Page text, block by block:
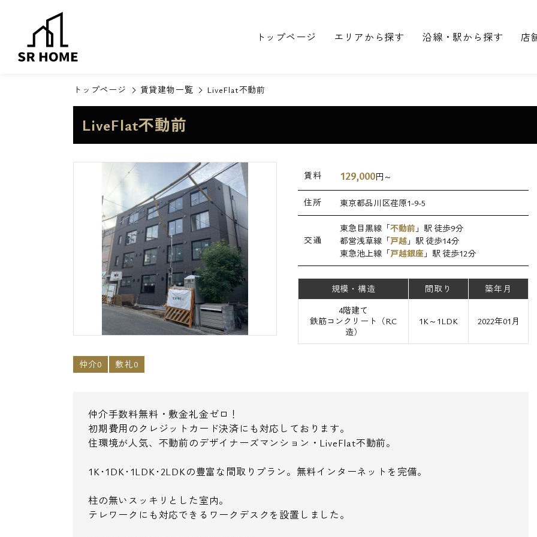
トップページ エリアから探す 沿線・駅から探す 店
トップページ 賃貸建物一覧 LiveFlat不動前
LiveFlat不動前
賃料 129,000円～
住所 東京都品川区荏原1-9-5
交通
東急目黒線「不動前 」駅 徒歩9分
都営浅草線「戸越 」駅 徒歩14分
東急池上線「戸越銀座 」駅 徒歩12分
規模・構造 間取り
築年月
4階建て
鉄筋コンクリート（RC
造）
1K～1LDK 2022年01月
仲介0 敷礼0
仲介手数料無料・敷金礼金ゼロ！
初期費用のクレジットカード決済にも対応しております。
住環境が人気、不動前のデザイナーズマンション・LiveFlat不動前。
1K･1DK･1LDK･2LDKの豊富な間取りプラン。無料インターネットを完備。
柱の無いスッキリとした室内。
テレワークにも対応できるワークデスクを設置しました。